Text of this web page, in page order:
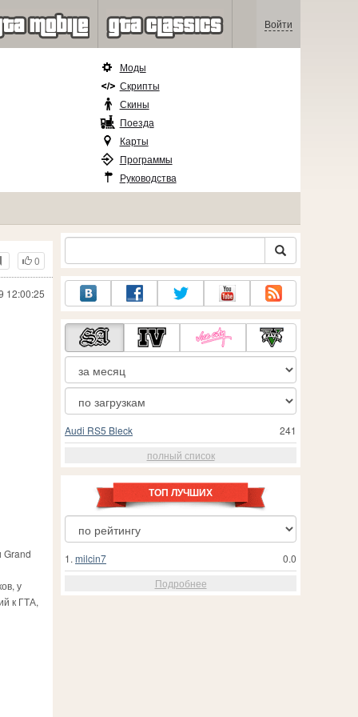
Войти
Моды
Скрипты
Скины
Поезда
Карты
Программы
Руководства
0
12:00:25
Grand
у
к ГТА,
241
Audi RS5 Bleck
полный список
ТОП ЛУЧШИХ
0.0
1. milcin7
Подробнее